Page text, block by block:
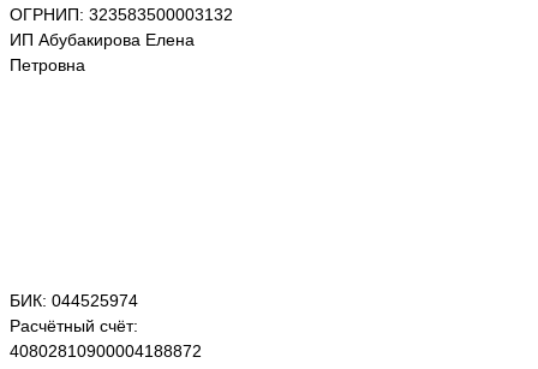
ОГРНИП: 323583500003132
ИП Абубакирова Елена
Петровна
БИК: 044525974
Расчётный счёт:
40802810900004188872